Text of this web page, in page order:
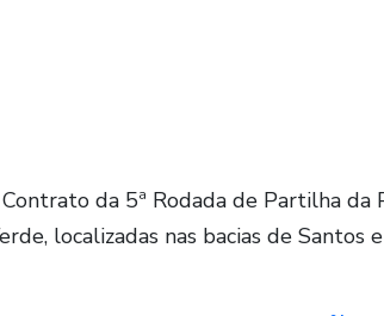
da 5ª Rodada de Partilha da
localizadas nas bacias de